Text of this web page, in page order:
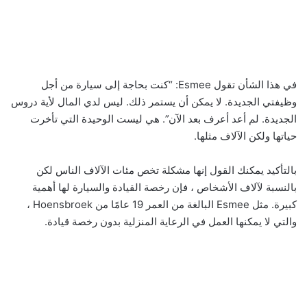
في هذا الشأن تقول Esmee: “كنت بحاجة إلى سيارة من أجل
وظيفتي الجديدة. لا يمكن أن يستمر ذلك. ليس لدي المال لأية دروس
الجديدة. لم أعد أعرف بعد الآن”. هي ليست الوحيدة التي تأخرت
حياتها ولكن الآلاف مثلها.
بالتأكيد يمكنك القول إنها مشكلة تخص مئات الآلاف الناس لكن
بالنسبة لآلاف الأشخاص ، فإن رخصة القيادة والسيارة لها أهمية
كبيرة. مثل Esmee البالغة من العمر 19 عامًا من Hoensbroek ،
والتي لا يمكنها العمل في الرعاية المنزلية بدون رخصة قيادة.